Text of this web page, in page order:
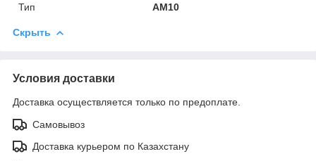
Тип
AM10
Скрыть
Условия доставки
Доставка осуществляется только по предоплате.
Самовывоз
Доставка курьером по Казахстану